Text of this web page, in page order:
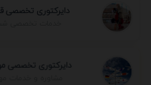
دایرکتوری تخصصی
خدمات تخصصی
دایرکتوری تخصصی
مشاوره و خدمات